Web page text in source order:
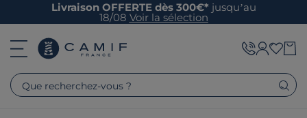
Livraison OFFERTE dès 300€* jusqu’au
18/08 Voir la sélection
Que recherchez-vous ?